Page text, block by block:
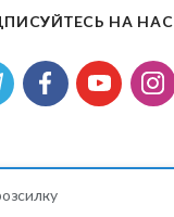
НА НАС